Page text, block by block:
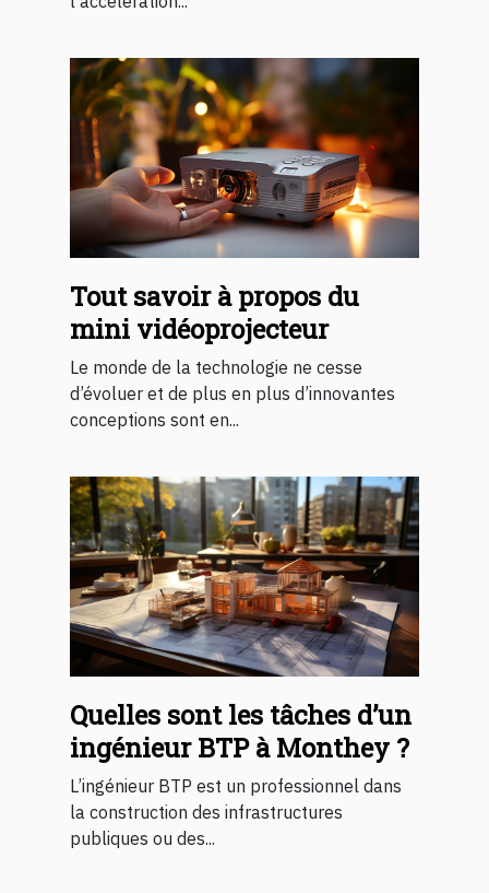
Tout savoir à propos du
mini vidéoprojecteur
Le monde de la technologie ne cesse
d’évoluer et de plus en plus d’innovantes
conceptions sont en...
Quelles sont les tâches d’un
ingénieur BTP à Monthey ?
L’ingénieur BTP est un professionnel dans
la construction des infrastructures
publiques ou des...